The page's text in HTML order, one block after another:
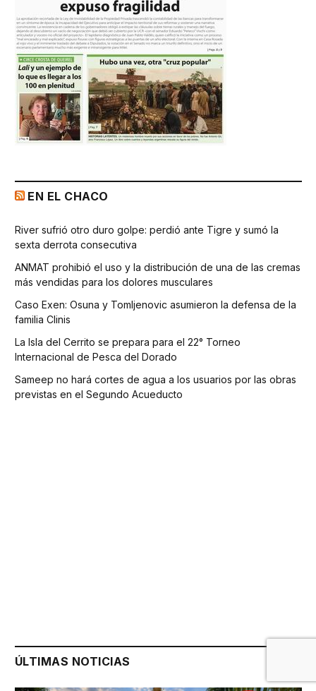
EN EL CHACO
River sufrió otro duro golpe: perdió ante Tigre y sumó la
sexta derrota consecutiva
ANMAT prohibió el uso y la distribución de una de las cremas
más vendidas para los dolores musculares
Caso Exen: Osuna y Tomljenovic asumieron la defensa de la
familia Clinis
La Isla del Cerrito se prepara para el 22° Torneo
Internacional de Pesca del Dorado
Sameep no hará cortes de agua a los usuarios por las obras
previstas en el Segundo Acueducto
ÚLTIMAS NOTICIAS